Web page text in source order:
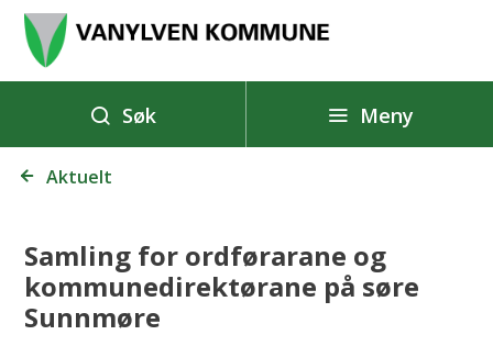
n
y
l
n
k
o
Søk Meny
Du Aktuelt
Samling for ordførarane og
kommunedirektørane på søre
Sunnmøre